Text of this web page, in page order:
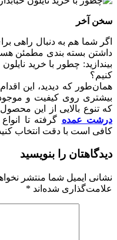
سخن آخر
اگر شما هم به دنبال راهی
داشتن بسته‌ بندی مطمئن
بیندازید: چطور با خرید
کنیم؟
همان‌طور که دیدید، این
بیشتری روی کیفیت و
که تنوع بالایی از این
درشت عمده گرفته تا انواع
کافی است با دقت انتخاب کنید
دیدگاهتان را بنویسید
نشانی ایمیل شما منتشر
علامت‌گذاری شده‌اند *